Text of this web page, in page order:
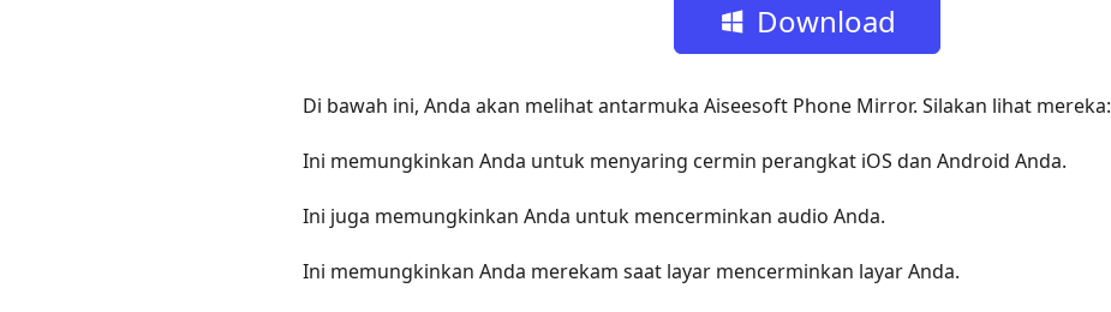
Download
Di bawah ini, Anda akan melihat antarmuka Aiseesoft Phone Mirror. Silakan lihat mereka:
Ini memungkinkan Anda untuk menyaring cermin perangkat iOS dan Android Anda.
Ini juga memungkinkan Anda untuk mencerminkan audio Anda.
Ini memungkinkan Anda merekam saat layar mencerminkan layar Anda.